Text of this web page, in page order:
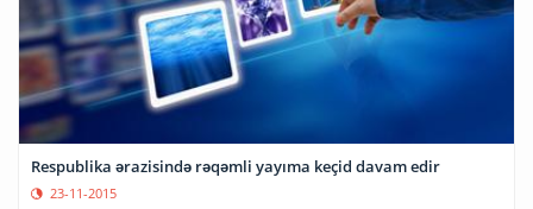
Respublika ərazisində rəqəmli yayıma keçid davam edir
23-11-2015